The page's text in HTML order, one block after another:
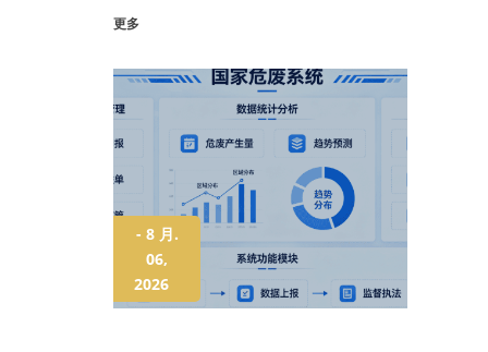
更多
- 8 月.
06,
2026